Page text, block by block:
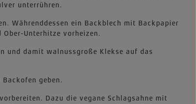
unterrühren.
Währenddessen ein Backblech mit Backpapier
Ober-Unterhitze vorheizen.
und damit walnussgroße Klekse auf das
geben.
Dazu die vegane Schlagsahne mit